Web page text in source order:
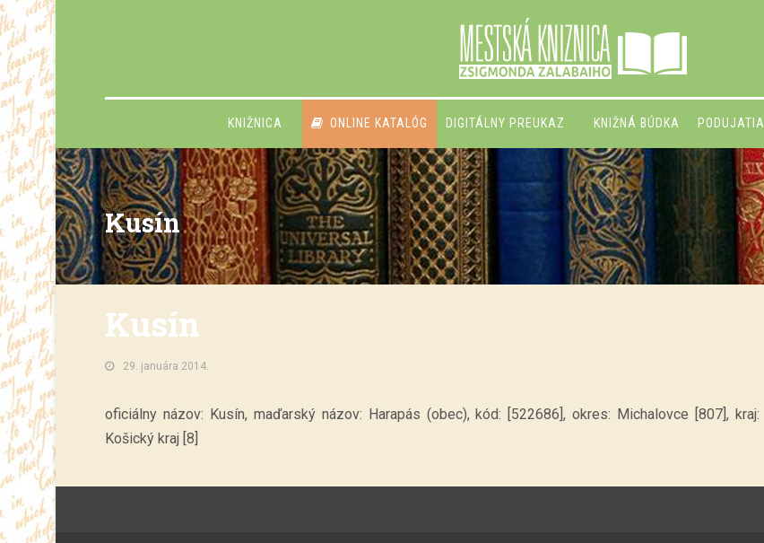
KNIŽNICA ONLINE KATALÓG DIGITÁLNY PREUKAZ KNIŽNÁ BÚDKA PODUJATIA
Kusín
Kusín
29. januára 2014.
oficiálny názov: Kusín, maďarský názov: Harapás (obec), kód: [522686], okres: Michalovce [807], kraj:
Košický kraj [8]